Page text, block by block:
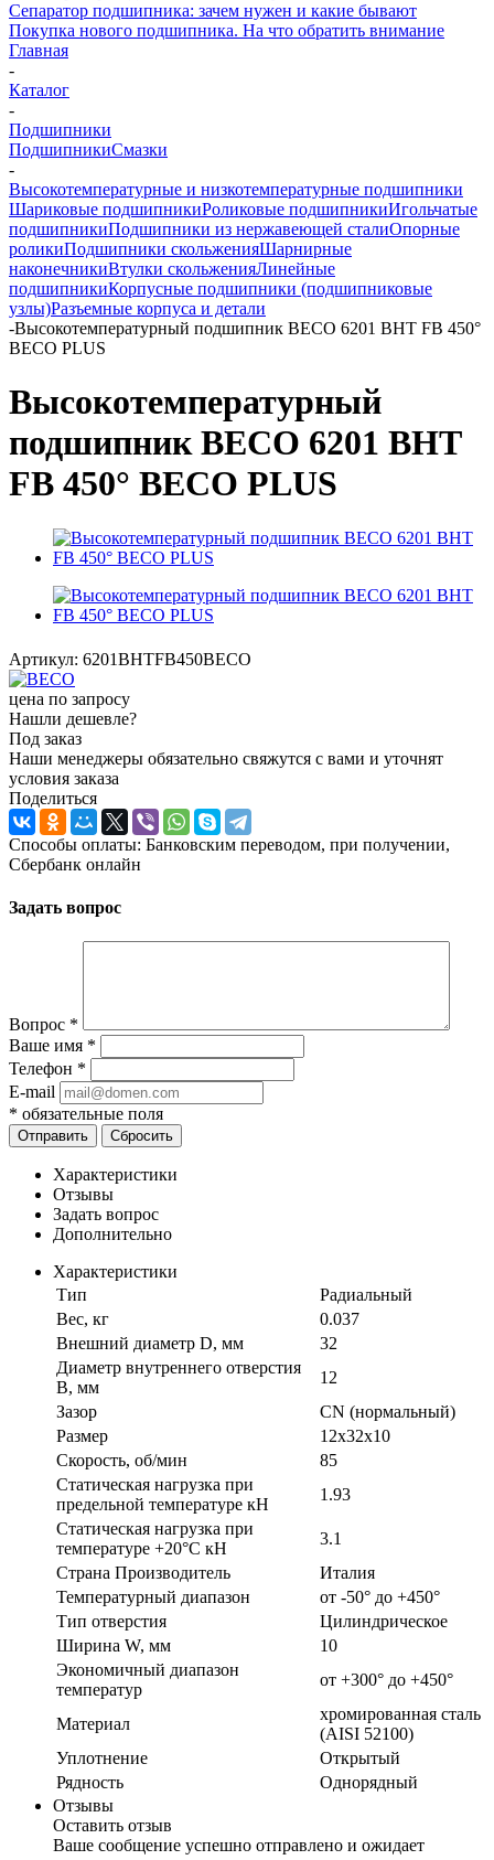
Сепаратор подшипника: зачем нужен и какие бывают
Покупка нового подшипника. На что обратить внимание
Главная
-
Каталог
-
Подшипники
ПодшипникиСмазки
-
Высокотемпературные и низкотемпературные подшипники
Шариковые подшипникиРоликовые подшипникиИгольчатые
подшипникиПодшипники из нержавеющей сталиОпорные
роликиПодшипники скольженияШарнирные
наконечникиВтулки скольженияЛинейные
подшипникиКорпусные подшипники (подшипниковые
узлы)Разъемные корпуса и детали
-Высокотемпературный подшипник BECO 6201 BHT FB 450°
BЕСО PLUS
Высокотемпературный
подшипник BECO 6201 BHT
FB 450° BЕСО PLUS
Артикул: 6201BHTFB450BECO
цена по запросу
Нашли дешевле?
Под заказ
Наши менеджеры обязательно свяжутся с вами и уточнят
условия заказа
Поделиться
Способы оплаты: Банковским переводом, при получении,
Сбербанк онлайн
Задать вопрос
Вопрос *
Ваше имя *
Телефон *
E-mail
* обязательные поля
Отправить Сбросить
Характеристики
Отзывы
Задать вопрос
Дополнительно
Характеристики
Тип
Радиальный
Вес, кг
0.037
Внешний диаметр D, мм
32
Диаметр внутреннего отверстия
B, мм
12
Зазор
CN (нормальный)
Размер
12x32x10
Скорость, об/мин
85
Статическая нагрузка при
предельной температуре кН
1.93
Статическая нагрузка при
температуре +20°С кН
3.1
Страна Производитель
Италия
Температурный диапазон
от -50° до +450°
Тип отверстия
Цилиндрическое
Ширина W, мм
10
Экономичный диапазон
температур
от +300° до +450°
Материал
хромированная сталь
(AISI 52100)
Уплотнение
Открытый
Рядность
Однорядный
Отзывы
Оставить отзыв
Ваше сообщение успешно отправлено и ожидает